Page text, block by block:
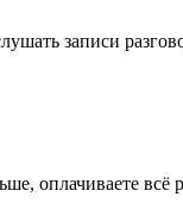
записи
оплачиваете всё